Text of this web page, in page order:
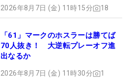
2026年8月7日 (金) 11時15分 18
「61」マークのホスラーは勝てば
70人抜き！ 大逆転プレーオフ進
出なるか
2026年8月7日 (金) 11時30分 1